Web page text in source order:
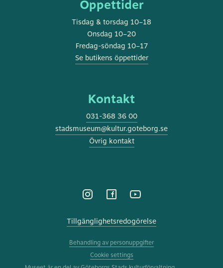
Öppettider
Tisdag & torsdag 10–18
Onsdag 10–20
Fredag-söndag 10–17
Se butikens öppettider
Kontakt
031-368 36 00
stadsmuseum@kultur.goteborg.se
Övrig kontakt
Tillgänglighetsredogörelse
Behandling av personuppgifter
Cookie settings
SWEDISH
Denna webbplats använder cookies för att förbättra
användarupplevelsen. Genom att använda vår
webbplats samtycker du till alla cookies i enlighet